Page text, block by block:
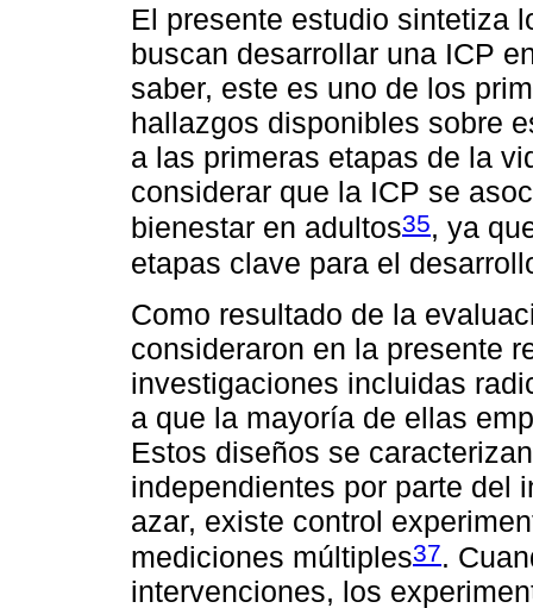
El presente estudio sintetiza
buscan desarrollar una ICP
saber, este es uno de los
hallazgos disponibles sobre
a las primeras etapas de la
considerar que la ICP se
bienestar en adultos35, ya
etapas clave para el
Como resultado de la
consideraron en la presente
investigaciones incluidas
a que la mayoría de ellas
Estos diseños se
independientes por parte del
azar, existe control
mediciones múltiples37.
intervenciones, los